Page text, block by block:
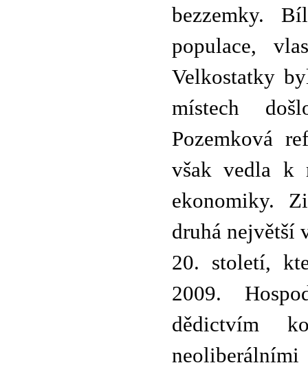
bezzemky.
populace,
Velkostatky
místech
Pozemková
však vedla k
ekonomiky.
druhá největší
20. století,
2009.
dědictvím